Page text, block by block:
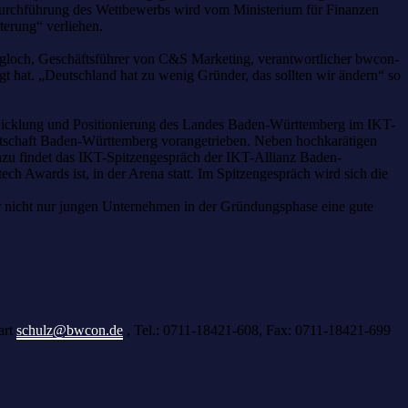
des Wettbewerbs wird vom Ministerium für Finanzen
verliehen.
Geschäftsführer von C&S Marketing, verantwortlicher bwcon-
„Deutschland hat zu wenig Gründer, das sollten wir ändern“ so
und Positionierung des Landes Baden-Württemberg im IKT-
Baden-Württemberg vorangetrieben. Neben hochkarätigen
findet das IKT-Spitzengespräch der IKT-Allianz Baden-
Awards ist, in der Arena statt. Im Spitzengespräch wird sich die
nur jungen Unternehmen in der Gründungsphase eine gute
schulz@bwcon.de , Tel.: 0711-18421-608, Fax: 0711-18421-699